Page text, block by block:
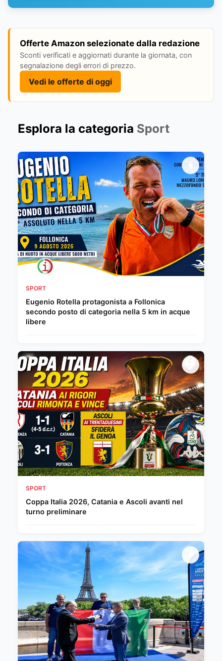
Offerte Amazon selezionate dalla redazione
Sconti verificati e aggiornati durante la giornata, con
segnalazione degli errori di prezzo.
Vedi le offerte di oggi
Esplora la categoria Sport
SPORT
Eugenio Rotella protagonista a Follonica
secondo posto di categoria nella 5 km in acque
libere
SPORT
Coppa Italia 2026, Catania e Ascoli avanti nel
turno preliminare